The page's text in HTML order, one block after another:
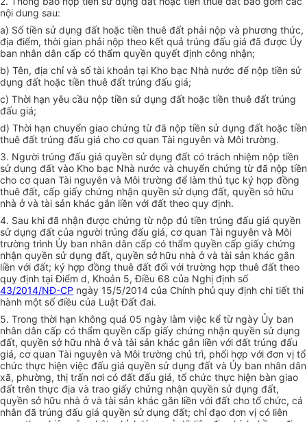
nội dung sau:
a) Số tiền sử dụng đất hoặc tiền thuê đất phải nộp và phương thức,
địa điểm, thời gian phải nộp theo kết quả trúng đấu giá đã được Ủy
ban nhân dân cấp có thẩm quyền quyết định công nhận;
b) Tên, địa chỉ và số tài khoản tại Kho bạc Nhà nước để nộp tiền sử
dụng đất hoặc tiền thuê đất trúng đấu giá;
c) Thời hạn yêu cầu nộp tiền sử dụng đất hoặc tiền thuê đất trúng
đấu giá;
d) Thời hạn chuyển giao chứng từ đã nộp tiền sử dụng đất hoặc tiền
thuê đất trúng đấu giá cho cơ quan Tài nguyên và Môi trường.
3. Người trúng đấu giá quyền sử dụng đất có trách nhiệm nộp tiền
sử dụng đất vào Kho bạc Nhà nước và chuyển chứng từ đã nộp tiền
cho cơ quan Tài nguyên và Môi trường để làm thủ tục ký hợp đồng
thuê đất, cấp giấy chứng nhận quyền sử dụng đất, quyền sở hữu
nhà ở và tài sản khác gắn liền với đất theo quy định.
4. Sau khi đã nhận được chứng từ nộp đủ tiền trúng đấu giá quyền
sử dụng đất của người trúng đấu giá, cơ quan Tài nguyên và Môi
trường trình Ủy ban nhân dân cấp có thẩm quyền cấp giấy chứng
nhận quyền sử dụng đất, quyền sở hữu nhà ở và tài sản khác gắn
liền với đất; ký hợp đồng thuê đất đối với trường hợp thuê đất theo
quy định tại Điểm d, Khoản 5, Điều 68 của Nghị định số
43/2014/NĐ-CP ngày 15/5/2014 của Chính phủ quy định chi tiết thi
hành một số điều của Luật Đất đai.
5. Trong thời hạn không quá 05 ngày làm việc kể từ ngày Ủy ban
nhân dân cấp có thẩm quyền cấp giấy chứng nhận quyền sử dụng
đất, quyền sở hữu nhà ở và tài sản khác gắn liền với đất trúng đấu
giá, cơ quan Tài nguyên và Môi trường chủ trì, phối hợp với đơn vị tổ
chức thực hiện việc đấu giá quyền sử dụng đất và Ủy ban nhân dân
xã, phường, thị trấn nơi có đất đấu giá, tổ chức thực hiện bàn giao
đất trên thực địa và trao giấy chứng nhận quyền sử dụng đất,
quyền sở hữu nhà ở và tài sản khác gắn liền với đất cho tổ chức, cá
nhân đã trúng đấu giá quyền sử dụng đất; chỉ đạo đơn vị có liên